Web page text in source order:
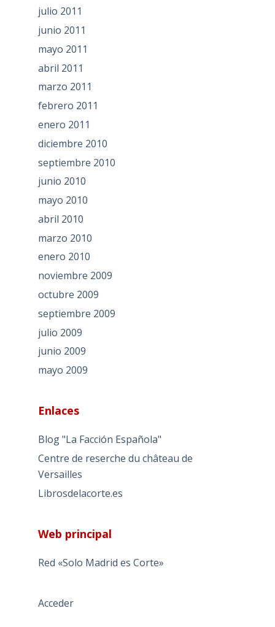
julio 2011
junio 2011
mayo 2011
abril 2011
marzo 2011
febrero 2011
enero 2011
diciembre 2010
septiembre 2010
junio 2010
mayo 2010
abril 2010
marzo 2010
enero 2010
noviembre 2009
octubre 2009
septiembre 2009
julio 2009
junio 2009
mayo 2009
Enlaces
Blog "La Facción Española"
Centre de reserche du château de
Versailles
Librosdelacorte.es
Web principal
Red «Solo Madrid es Corte»
Acceder